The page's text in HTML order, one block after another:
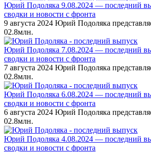
Юрий Подоляка 9.08.2024 — последний
сводки и новости с фронта
9 августа 2024 Юрий Подоляка
02.8млн.
Юрий Подоляка 7.08.2024 — последний
сводки и новости с фронта
7 августа 2024 Юрий Подоляка
02.8млн.
Юрий Подоляка 6.08.2024 — последний
сводки и новости с фронта
6 августа 2024 Юрий Подоляка
02.8млн.
Юрий Подоляка 4.08.2024 — последний
сводки и новости с фронта